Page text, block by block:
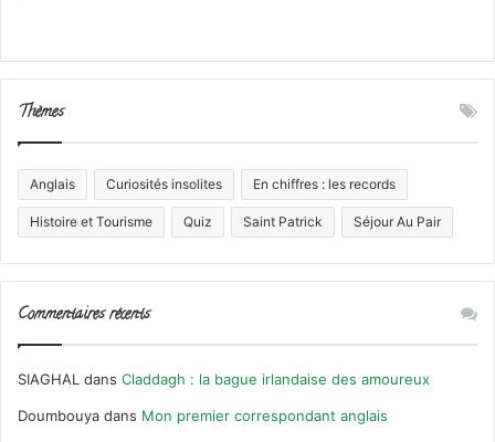
Thèmes
Anglais Curiosités insolites En chiffres : les records
Histoire et Tourisme Quiz Saint Patrick Séjour Au Pair
Commentaires récents
SIAGHAL dans Claddagh : la bague irlandaise des amoureux
Doumbouya dans Mon premier correspondant anglais